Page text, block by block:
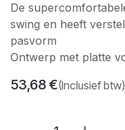
De
swing en heeft
pasvorm
Ontwerp met platte
53,68€(Inclusief btw)